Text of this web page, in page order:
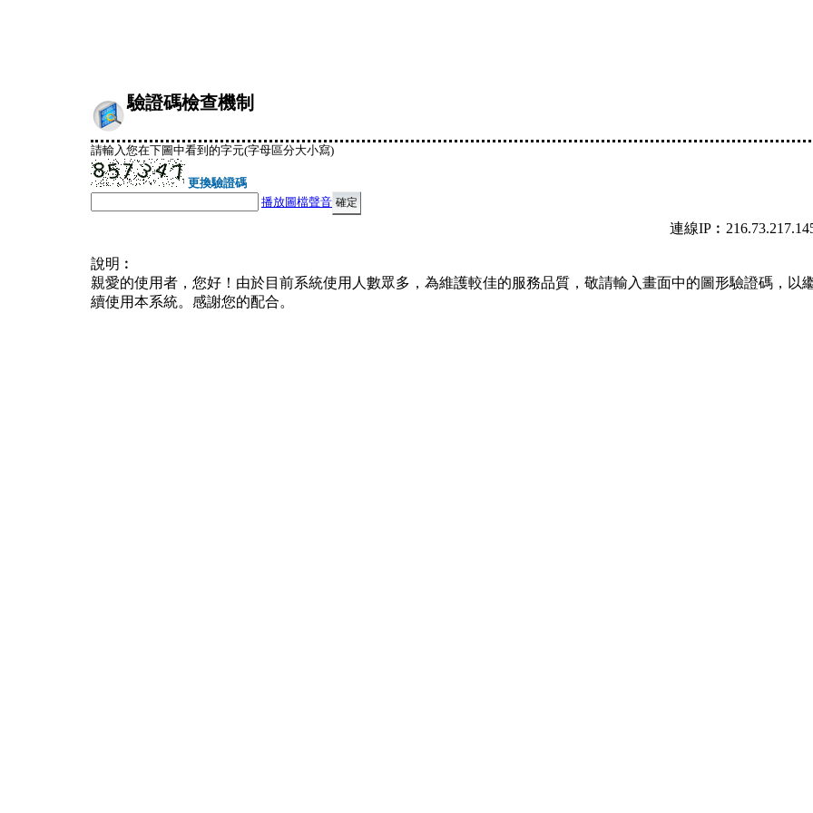
驗證碼檢查機制
請輸入您在下圖中看到的字元(字母區分大小寫)
更換驗證碼
播放圖檔聲音
連線
說明︰
親愛的使用者，您好！由於目前系統使用人數眾多，為維護較佳的服務品質，敬請輸入畫面中的圖形驗證碼，以
續使用本系統。感謝您的配合。